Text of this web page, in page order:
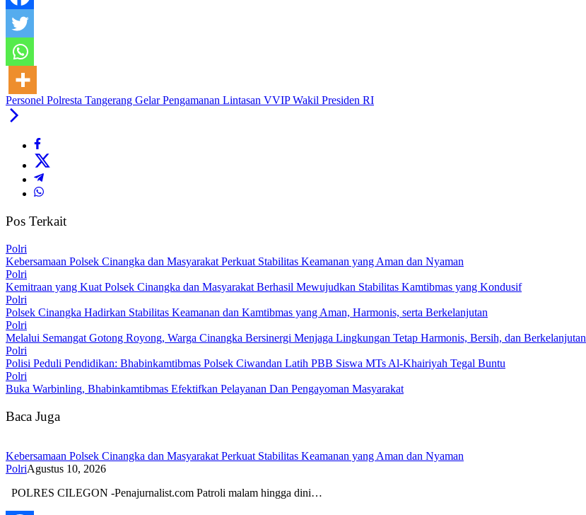
Personel Polresta Tangerang Gelar Pengamanan Lintasan VVIP Wakil Presiden RI
Pos Terkait
Polri
Kebersamaan Polsek Cinangka dan Masyarakat Perkuat Stabilitas Keamanan yang Aman dan Nyaman
Polri
Kemitraan yang Kuat Polsek Cinangka dan Masyarakat Berhasil Mewujudkan Stabilitas Kamtibmas yang Kondusif
Polri
Polsek Cinangka Hadirkan Stabilitas Keamanan dan Kamtibmas yang Aman, Harmonis, serta Berkelanjutan
Polri
Melalui Semangat Gotong Royong, Warga Cinangka Bersinergi Menjaga Lingkungan Tetap Harmonis, Bersih, dan Berkelanjutan
Polri
Polisi Peduli Pendidikan: Bhabinkamtibmas Polsek Ciwandan Latih PBB Siswa MTs Al-Khairiyah Tegal Buntu
Polri
Buka Warbinling, Bhabinkamtibmas Efektifkan Pelayanan Dan Pengayoman Masyarakat
Baca Juga
Kebersamaan Polsek Cinangka dan Masyarakat Perkuat Stabilitas Keamanan yang Aman dan Nyaman
PolriAgustus 10, 2026
POLRES CILEGON -Penajurnalist.com Patroli malam hingga dini…